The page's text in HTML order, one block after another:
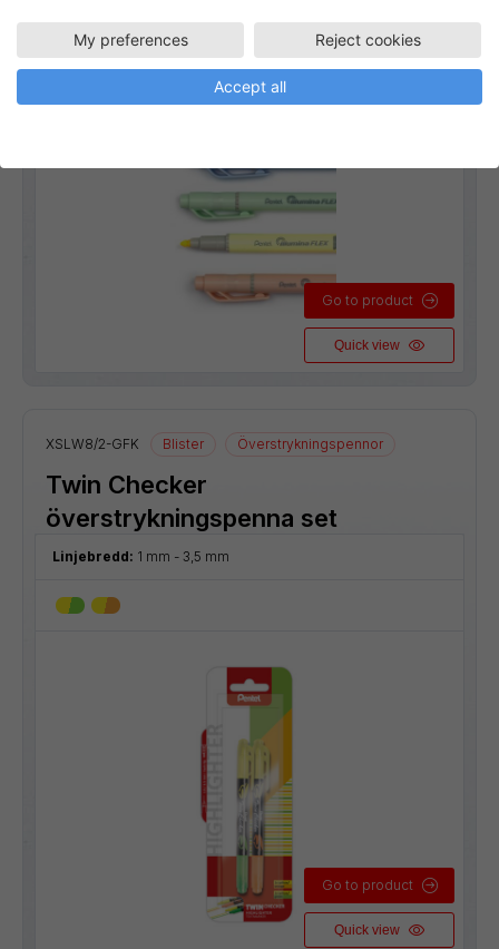
Go to product
Quick view
XSLW8/2-GFK Blister Överstrykningspennor
Twin Checker
överstrykningspenna set
Linjebredd: 1 mm - 3,5 mm
Go to product
Quick view
My preferences Reject cookies
Accept all